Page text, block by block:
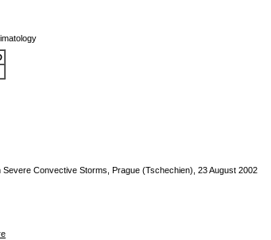
Convective Storms, Prague (Tschechien), 23 August 2002